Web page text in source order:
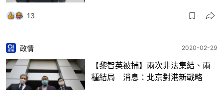
13
政情 2020-02-29
【黎智英被捕】兩次非法集結、兩
種結局 消息：北京對港新戰略